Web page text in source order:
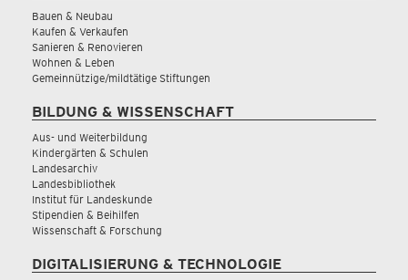
Bauen & Neubau
Kaufen & Verkaufen
Sanieren & Renovieren
Wohnen & Leben
Gemeinnützige/mildtätige Stiftungen
BILDUNG & WISSENSCHAFT
Aus- und Weiterbildung
Kindergärten & Schulen
Landesarchiv
Landesbibliothek
Institut für Landeskunde
Stipendien & Beihilfen
Wissenschaft & Forschung
DIGITALISIERUNG & TECHNOLOGIE